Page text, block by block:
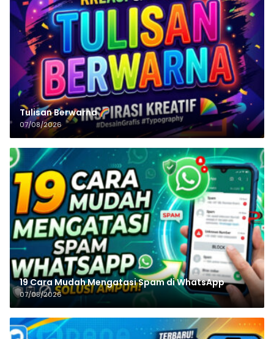
Tulisan‌‌‌‌‌‌‌‌‌‌‌‌‌‌‌‌ Berwarna
07/08/2026
19 Cara Mudah Mengatasi Spam di WhatsApp
07/08/2026